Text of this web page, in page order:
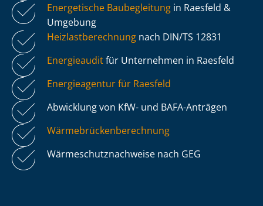
Energetische Baubegleitung in Raesfeld &
Umgebung
Heiz­last­be­rech­nung nach DIN/TS 12831
Energieauditfür Unternehmen in Raesfeld
Energieagentur für Raesfeld
Abwicklung von KfW- und BAFA-Anträgen
Wär­me­brü­cken­be­rech­nung
Wär­me­schutz­nach­wei­se nach GEG